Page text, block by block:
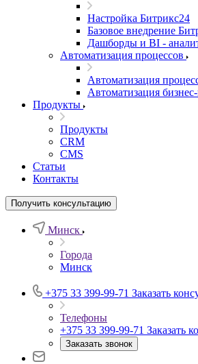
Настройка Битрикс24
Базовое внедрение
Дашборды и BI -
Автоматизация процессов
Автоматизация
Автоматизация
Продукты
Продукты
CRM
CMS
Статьи
Контакты
Получить консультацию
Минск
Города
Минск
+375 33 399-99-71 Заказать
Телефоны
+375 33 399-99-71 Заказать
Заказать звонок